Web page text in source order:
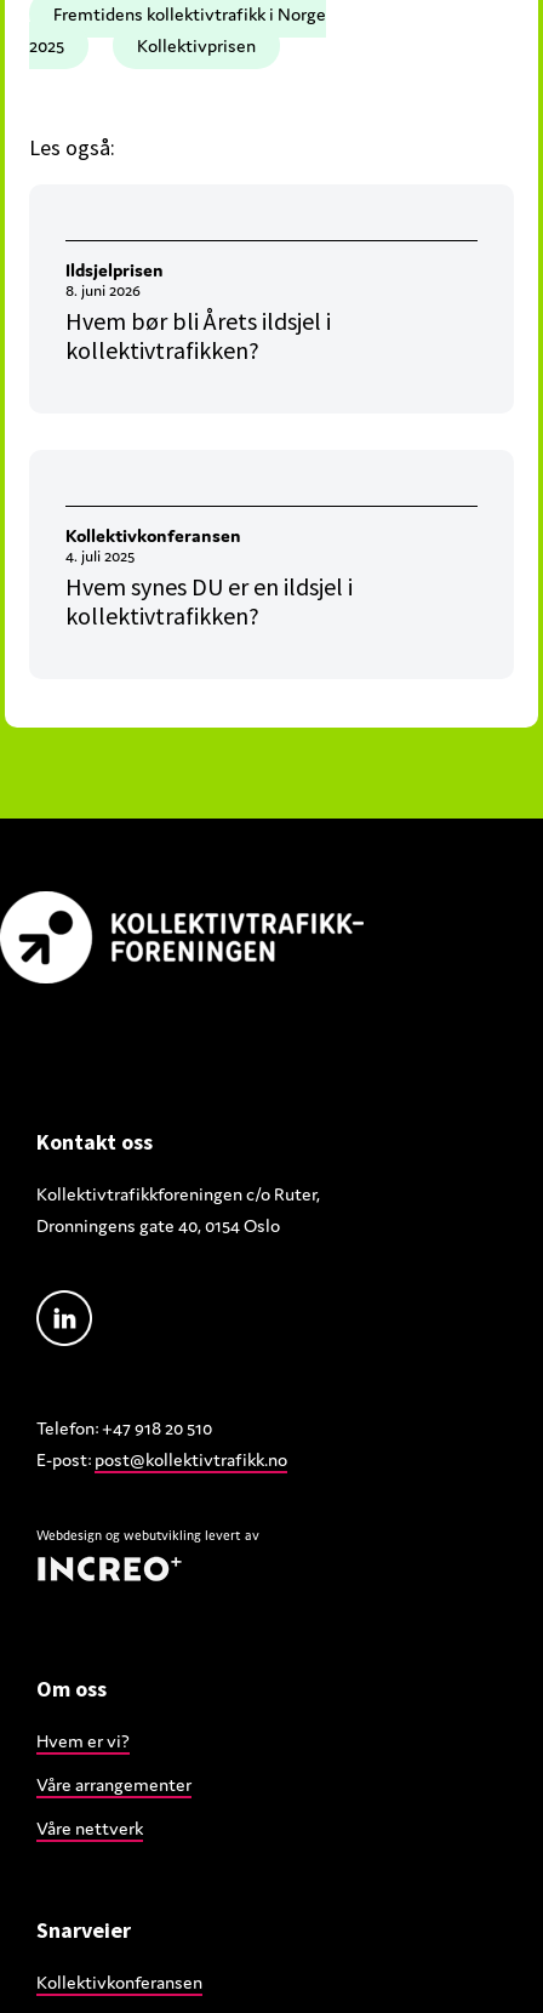
Fremtidens kollektivtrafikk i Norge
2025
Kollektivprisen
Les også:
Ildsjelprisen
8. juni 2026
Hvem bør bli Årets ildsjel i
kollektivtrafikken?
Kollektivkonferansen
4. juli 2025
Hvem synes DU er en ildsjel i
kollektivtrafikken?
Footer
Kontakt oss
Kollektivtrafikkforeningen c/o Ruter,
Dronningens gate 40, 0154 Oslo
Telefon: +47 918 20 510
E-post: post@kollektivtrafikk.no
Webdesign og webutvikling levert av
Om oss
Hvem er vi?
Våre arrangementer
Våre nettverk
Snarveier
Kollektivkonferansen